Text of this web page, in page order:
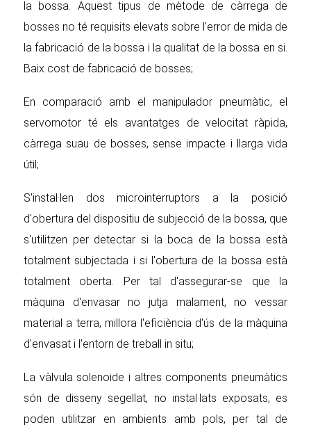
la bossa. Aquest tipus de mètode de càrrega de
bosses no té requisits elevats sobre l'error de mida de
la fabricació de la bossa i la qualitat de la bossa en si.
Baix cost de fabricació de bosses;
En comparació amb el manipulador pneumàtic, el
servomotor té els avantatges de velocitat ràpida,
càrrega suau de bosses, sense impacte i llarga vida
útil;
S'instal·len dos microinterruptors a la posició
d'obertura del dispositiu de subjecció de la bossa, que
s'utilitzen per detectar si la boca de la bossa està
totalment subjectada i si l'obertura de la bossa està
totalment oberta. Per tal d'assegurar-se que la
màquina d'envasar no jutja malament, no vessar
material a terra, millora l'eficiència d'ús de la màquina
d'envasat i l'entorn de treball in situ;
La vàlvula solenoide i altres components pneumàtics
són de disseny segellat, no instal·lats exposats, es
poden utilitzar en ambients amb pols, per tal de